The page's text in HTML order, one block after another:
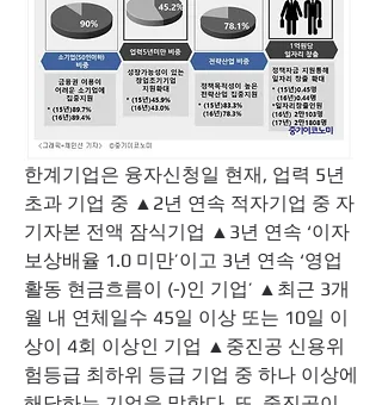
한계기업은 융자신청일 현재, 업력 5년
초과 기업 중 ▲2년 연속 적자기업 중 자
기자본 전액 잠식기업 ▲3년 연속 ‘이자
보상배율 1.0 미만’이고 3년 연속 ‘영업
활동 현금흐름이 (-)인 기업’ ▲최근 3개
월 내 연체일수 45일 이상 또는 10일 이
상이 4회 이상인 기업 ▲중진공 신용위
험등급 최하위 등급 기업 중 하나 이상에